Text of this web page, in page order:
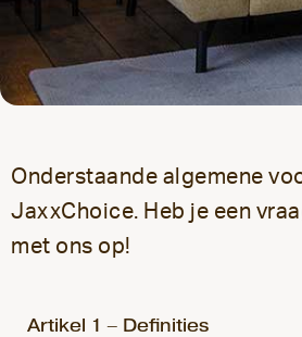
Onderstaande algemene
JaxxChoice. Heb je een
met ons op!
Artikel 1 – Definities